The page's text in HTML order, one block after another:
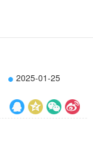
2025-01-25